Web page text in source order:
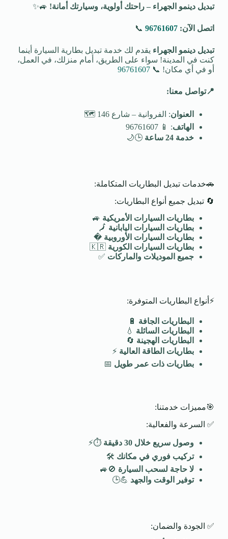
تبديل دينمو الجهراء – راحتك أولوية، وسيارتك أمانة!
🚙✨
اتصل الآن: 96761607
📞
تبديل دينمو الجهراء يقدم لك خدمة تبديل بطارية السيارة أينما
كنت في المدينة! سواء على الطريق، أمام منزلك، في العمل،
أو في أي مكان! 📞 96761607
📍تواصل معنا:
العنوان: الفروانية – شارع 146 🗺️
الهاتف: 📱 96761607
خدمة 24 ساعة
🕒🌙
🚗خدمات تبديل البطاريات المتكاملة:
🔄 تبديل جميع أنواع البطاريات:
بطاريات السيارات الأمريكية 🚙
بطاريات السيارات اليابانية 🗾
بطاريات السيارات الأوروبية �️
بطاريات السيارات الكورية
جميع الموديلات والماركات ✅
⚡أنواع البطاريات المتوفرة:
البطاريات الجافة 🔋
البطاريات السائلة 💧
البطاريات الهجينة 🔄
بطاريات الطاقة العالية ⚡
بطاريات ذات عمر طويل 📅
🎯مميزات خدمتنا:
✅ السرعة والفعالية:
وصول سريع خلال 30 دقيقة
⏱️⚡
تركيب فوري في مكانك 🛠️
لا حاجة لسحب السيارة 🚫🚙
توفير الوقت والجهد 💪🕒
✅ الجودة والضمان: